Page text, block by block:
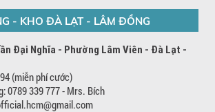
- KHO ĐÀ LẠT - LÂM ĐỒNG
Đại Nghĩa - Phường Lâm Viên - Đà Lạt -
(miễn phí cước)
0789 339 777 - Mrs. Bích